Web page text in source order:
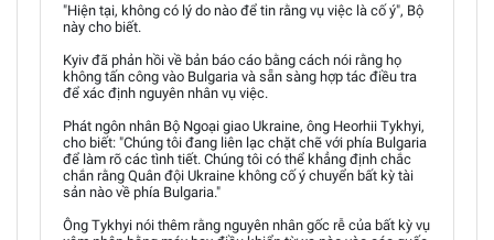
"Hiện tại, không có lý do nào để tin rằng vụ việc là cố ý", Bộ
này cho biết.
Kyiv đã phản hồi về bản báo cáo bằng cách nói rằng họ
không tấn công vào Bulgaria và sẵn sàng hợp tác điều tra
để xác định nguyên nhân vụ việc.
Phát ngôn nhân Bộ Ngoại giao Ukraine, ông Heorhii Tykhyi,
cho biết: "Chúng tôi đang liên lạc chặt chẽ với phía Bulgaria
để làm rõ các tình tiết. Chúng tôi có thể khẳng định chắc
chắn rằng Quân đội Ukraine không cố ý chuyển bất kỳ tài
sản nào về phía Bulgaria."
Ông Tykhyi nói thêm rằng nguyên nhân gốc rễ của bất kỳ vụ